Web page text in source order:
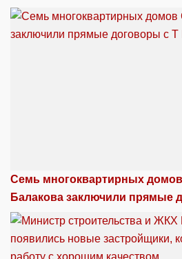
Семь многоквартирных
Балакова заключили прямые